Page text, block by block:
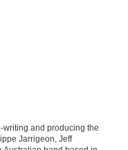
writing and producing the
Jarrigeon, Jeff